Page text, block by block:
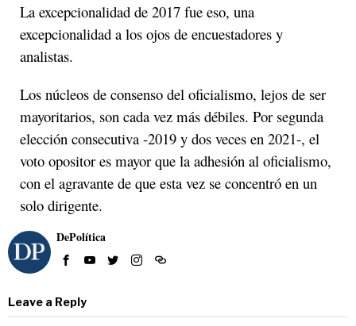
La excepcionalidad de 2017 fue eso, una
excepcionalidad a los ojos de encuestadores y
analistas.
Los núcleos de consenso del oficialismo, lejos de ser
mayoritarios, son cada vez más débiles. Por segunda
elección consecutiva -2019 y dos veces en 2021-, el
voto opositor es mayor que la adhesión al oficialismo,
con el agravante de que esta vez se concentró en un
solo dirigente.
DePolítica
Leave a Reply